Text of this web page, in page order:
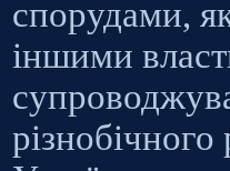
спорудами,
іншими